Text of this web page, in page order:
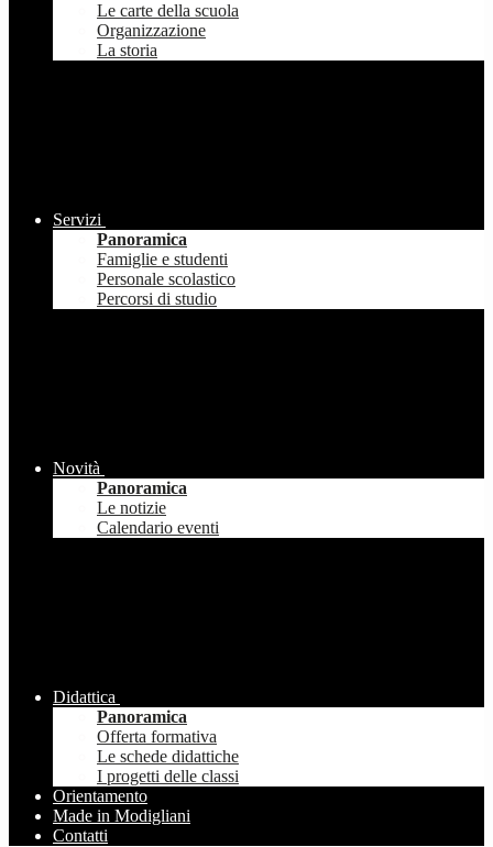
Le carte della scuola
Organizzazione
La storia
Servizi
Panoramica
Famiglie e studenti
Personale scolastico
Percorsi di studio
Novità
Panoramica
Le notizie
Calendario eventi
Didattica
Panoramica
Offerta formativa
Le schede didattiche
I progetti delle classi
Orientamento
Made in Modigliani
Contatti